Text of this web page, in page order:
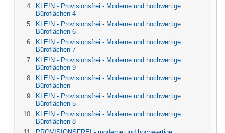
KLE!N - Provisionsfrei - Moderne und hochwertige
Büroflächen 4
KLE!N - Provisionsfrei - Moderne und hochwertige
Büroflächen 6
KLE!N - Provisionsfrei - Moderne und hochwertige
Büroflächen 7
KLE!N - Provisionsfrei - Moderne und hochwertige
Büroflächen 9
KLE!N - Provisionsfrei - Moderne und hochwertige
Büroflächen
KLE!N - Provisionsfrei - Moderne und hochwertige
Büroflächen 5
KLE!N - Provisionsfrei - Moderne und hochwertige
Büroflächen 8